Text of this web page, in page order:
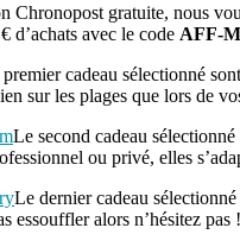
Chronopost gratuite, nous
d’achats avec le code AFF-
cadeau sélectionné
sur les plages que lors de
Le second cadeau
ou privé, elles
Le dernier cadeau
essouffler alors n’hésitez